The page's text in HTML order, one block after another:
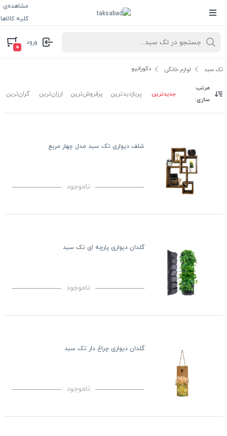
مشاهده‌ی
کلیه کالاها
ورود
۰
تک سبد لوازم خانگی دکوراتیو
مرتب
سازی:
جدیدترین پربازدیدترین پرفروش‌ترین ارزان‌ترین گران‌ترین
شلف دیواری تک سبد مدل چهار مربع
ناموجود
گلدان دیواری پارچه ای تک سبد
ناموجود
گلدان دیواری چراغ دار تک سبد
ناموجود